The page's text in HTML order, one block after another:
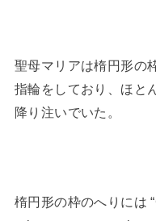
聖母マリアは楕円形の
指輪をしており、ほと
降り注いでいた。
楕円形の枠のへりには